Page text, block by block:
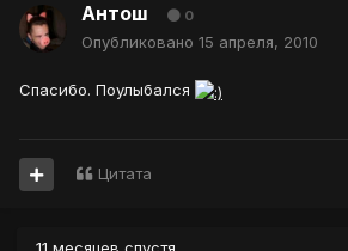
Антош 0
Опубликовано 15 апреля, 2010
Спасибо. Поулыбался
Цитата